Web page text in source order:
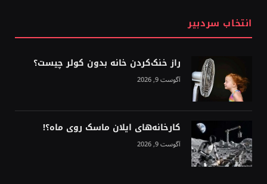
انتخاب سردبیر
راز خنک‌کردن خانه بدون کولر چیست؟
آگوست 9, 2026
کارخانه‌های ایلان ماسک روی ماه؟!
آگوست 9, 2026